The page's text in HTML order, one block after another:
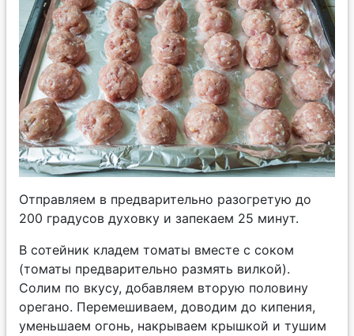
Отправляем в предварительно разогретую до
200 градусов духовку и запекаем 25 минут.
В сотейник кладем томаты вместе с соком
(томаты предварительно размять вилкой).
Солим по вкусу, добавляем вторую половину
орегано. Перемешиваем, доводим до кипения,
уменьшаем огонь, накрываем крышкой и тушим